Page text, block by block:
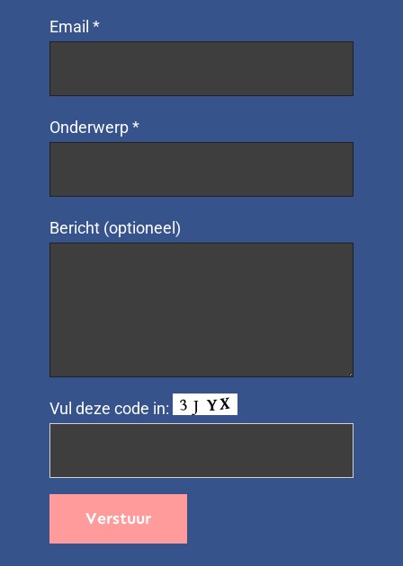
Email *
Onderwerp *
Bericht (optioneel)
Vul deze code in: